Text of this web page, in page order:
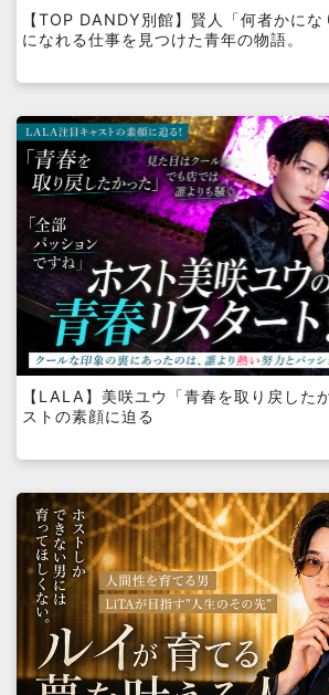
【TOP DANDY別館】賢人「何者かに
になれる仕事を見つけた青年の物語。
【LALA】美咲ユウ「青春を取り戻した
ストの素顔に迫る